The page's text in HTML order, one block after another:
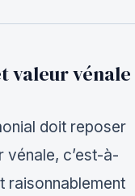
valeur vénale
doit reposer
vénale, c’est-à-
raisonnablement